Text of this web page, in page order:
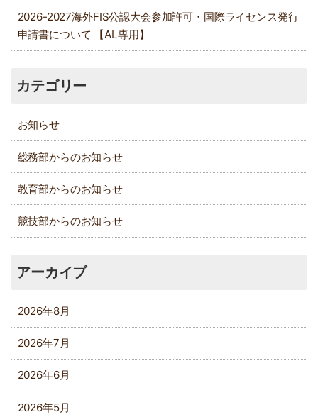
2026-2027海外FIS公認大会参加許可・国際ライセンス発行
申請書について 【AL専用】
カテゴリー
お知らせ
総務部からのお知らせ
教育部からのお知らせ
競技部からのお知らせ
アーカイブ
2026年8月
2026年7月
2026年6月
2026年5月